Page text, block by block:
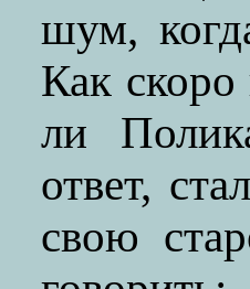
шум,
Как
ли
ответ,
свою